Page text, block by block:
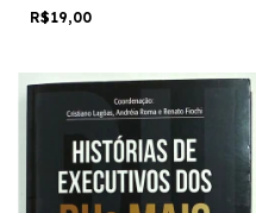
R$19,00